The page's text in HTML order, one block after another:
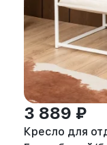
3 889 ₽
Кресло для